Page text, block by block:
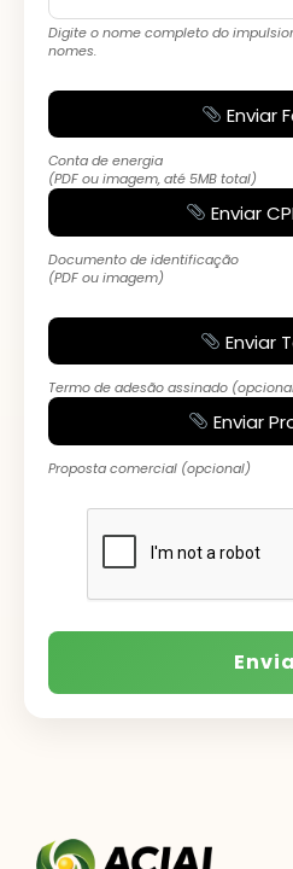
Digite o nome completo do
nomes.
Enviar
Conta de energia
(PDF ou imagem, até 5MB total)
Enviar
Documento de identificação
(PDF ou imagem)
Enviar
Termo de adesão assinado
Enviar
Proposta comercial (opcional)